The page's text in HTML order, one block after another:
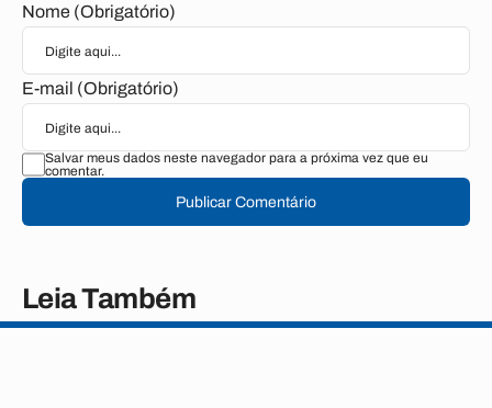
Nome (Obrigatório)
E-mail (Obrigatório)
Salvar meus dados neste navegador para a próxima vez que eu
comentar.
Publicar Comentário
Leia Também